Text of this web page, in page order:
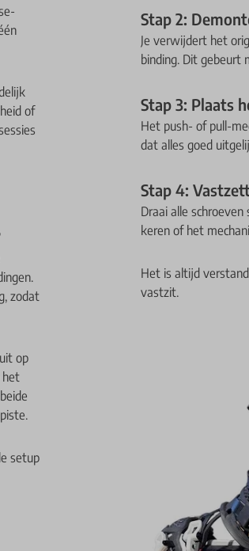
of
zodat
op
het
setup
Stap 2:
Je verwijdert het
binding. Dit gebeurt
Stap 3: Plaats
Het push- of pull-
dat alles goed
Stap 4:
Draai alle
keren of het
Het is altijd
vastzit.